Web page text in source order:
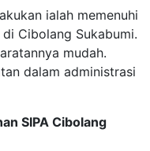
ialah memenuhi
Cibolang Sukabumi.
mudah.
dalam administrasi
SIPA Cibolang